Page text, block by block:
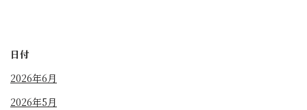
日付
2026年6月
2026年5月